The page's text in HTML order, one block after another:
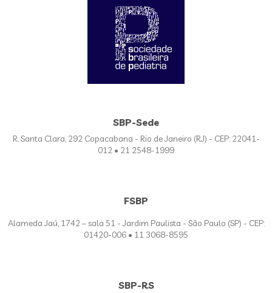
SBP-Sede
R. Santa Clara, 292 Copacabana - Rio de Janeiro (RJ) - CEP: 22041-
012 • 21 2548-1999
FSBP
Alameda Jaú, 1742 – sala 51 - Jardim Paulista - São Paulo (SP) - CEP:
01420-006 • 11 3068-8595
SBP-RS